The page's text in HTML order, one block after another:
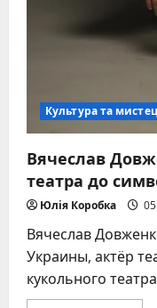
Культура та
Вячеслав
театра до
Юлія Коробка
Вячеслав
Украины, актёр
кукольного